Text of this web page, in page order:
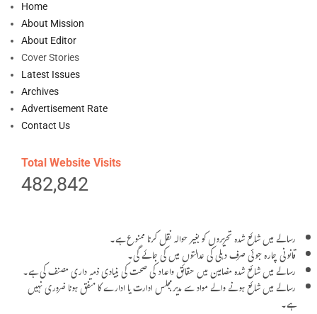
Home
About Mission
About Editor
Cover Stories
Latest Issues
Archives
Advertisement Rate
Contact Us
Total Website Visits
482,842
رسالے میں شائع شدہ تحریروں کو بغیر حوالہ نقل کرنا ممنوع ہے۔
قانونی چارہ جوئی صرف دہلی کی عدالتوں میں کی جائے گی۔
رسالے میں شائع شدہ مضامین میں حقائق واعداد کی صحت کی بنیادی ذمہ داری مصنف کی ہے۔
رسالے میں شائع ہونے والے مواد سے مدیر،مجلس ادارت یا ادارے کا متفق ہونا ضروری نہیں
ہے۔